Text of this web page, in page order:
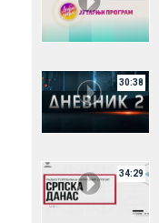
30:38
34:29